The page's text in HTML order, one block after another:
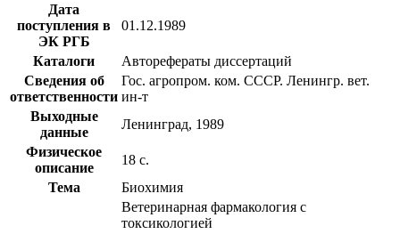
Дата
поступления в
ЭК РГБ
01.12.1989
Каталоги
Авторефераты диссертаций
Сведения об
ответственности
Гос. агропром. ком. СССР. Ленингр. вет.
ин-т
Выходные
данные
Ленинград, 1989
Физическое
описание
18 с.
Тема
Биохимия
Ветеринарная фармакология с
токсикологией